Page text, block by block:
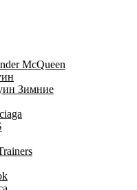
McQueen
Зимние